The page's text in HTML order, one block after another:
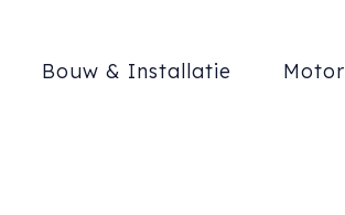
Bouw & Installatie Motor